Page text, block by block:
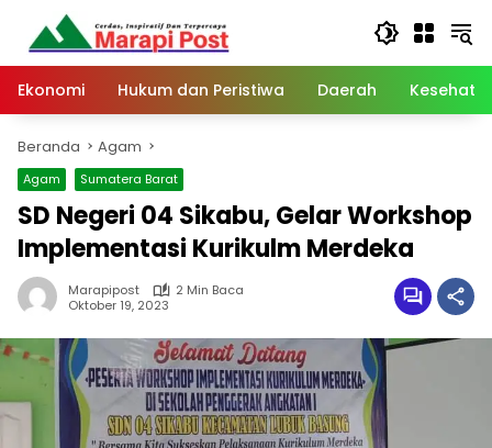
Langsung
konten
Ekonomi
Hukum dan Peristiwa Daerah
Beranda Agam
Agam Sumatera Barat
SD Negeri 04 Sikabu, Gelar Workshop
Implementasi Kurikulm Merdeka
Marapipost
2 Min Baca
Oktober 19, 2023